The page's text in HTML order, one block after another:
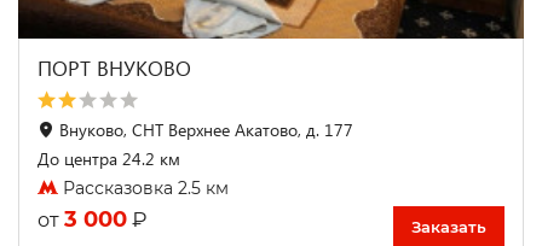
ПОРТ ВНУКОВО
Внуково, СНТ Верхнее Акатово, д. 177
До центра 24.2 км
Рассказовка 2.5 км
от 3 000 ₽ Заказать